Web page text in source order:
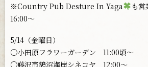
※Country Pub Desture In Yaga
も
16:00〜
5/14（金曜日）
○小田原フラワーガーデン 11:00頃〜
○藤沢市鵠沼海岸シネコヤ 12:00〜